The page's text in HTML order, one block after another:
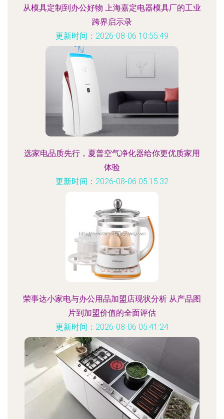
从模具定制到办公好物 上海嘉定电器模具厂的工业
跨界启示录
更新时间：2026-08-06 10:55:49
选家电品质先行，夏普空气净化器给你更优质家用
体验
更新时间：2026-08-06 05:15:32
荣事达小家电与办公用品加盟店现状分析 从产品图
片到加盟价值的全面评估
更新时间：2026-08-06 05:41:24